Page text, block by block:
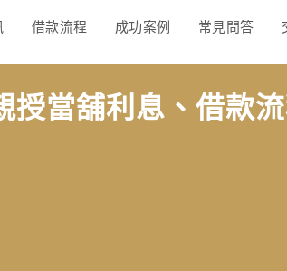
借款流程 成功案例 常見問答
當舖利息、借款